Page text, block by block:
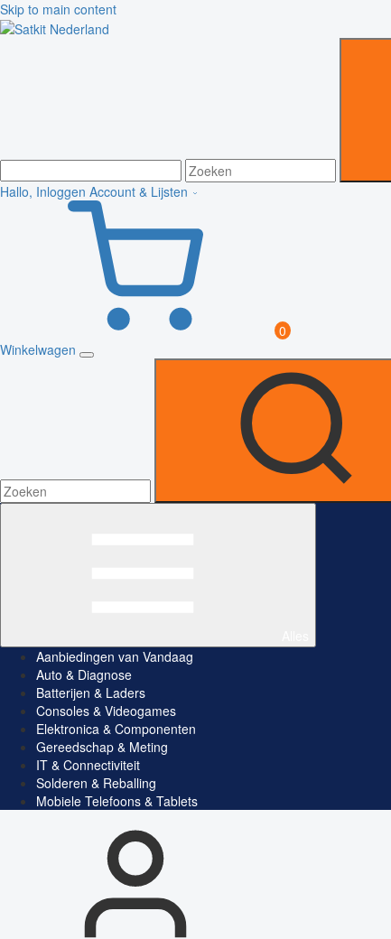
Skip to main content
Hallo, Inloggen Account & Lijsten
0
Winkelwagen
Aanbiedingen van Vandaag
Auto & Diagnose
Batterijen & Laders
Consoles & Videogames
Elektronica & Componenten
Gereedschap & Meting
IT & Connectiviteit
Solderen & Reballing
Mobiele Telefoons & Tablets